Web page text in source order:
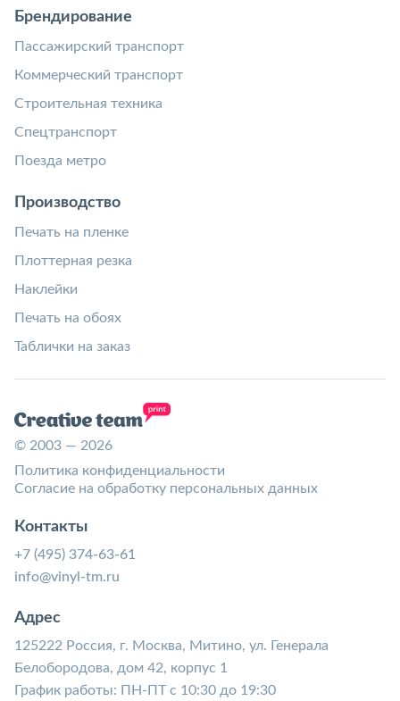
Брендирование
Пассажирский транспорт
Коммерческий транспорт
Строительная техника
Спецтранспорт
Поезда метро
Производство
Печать на пленке
Плоттерная резка
Наклейки
Печать на обоях
Таблички на заказ
© 2003 — 2026
Политика конфиденциальности
Согласие на обработку персональных данных
Контакты
+7 (495) 374-63-61
info@vinyl-tm.ru
Адрес
125222 Россия, г. Москва, Митино, ул. Генерала
Белобородова, дом 42, корпус 1
График работы: ПН-ПТ с 10:30 до 19:30